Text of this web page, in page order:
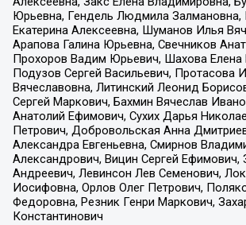
Юрьевна, Гендель Людмила Залмановна,
Екатерина Алексеевна, Шуманов Илья
Арапова Галина Юрьевна, Свечников
Прохоров Вадим Юрьевич, Шахова Елена
Подузов Сергей Васильевич, Протасова
Вячеславовна, Литинский Леонид
Сергей Маркович, Бахмин Вячеслав
Анатолий Ефимович, Сухих Дарья
Петрович, Добровольская Анна
Александра Евгеньевна, Смирнов
Александрович, Вицин Сергей Ефимович,
Андреевич, Левинсон Лев Семенович,
Иосифовна, Орлов Олег Петрович,
Федоровна, Резник Генри Маркович,
Константинович